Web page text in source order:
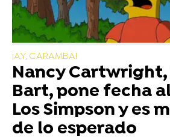
¡AY, CARAMBA!
Nancy Cartwright,
Bart, pone fecha
Los Simpson y es
de lo esperado